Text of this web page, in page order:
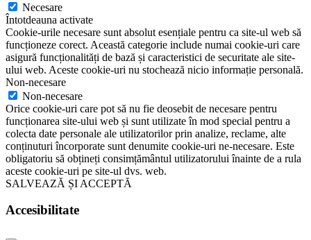
Necesare
Întotdeauna activate
Cookie-urile necesare sunt absolut esențiale pentru ca site-ul web să
funcționeze corect. Această categorie include numai cookie-uri care
asigură funcționalități de bază și caracteristici de securitate ale site-
ului web. Aceste cookie-uri nu stochează nicio informație personală.
Non-necesare
Non-necesare
Orice cookie-uri care pot să nu fie deosebit de necesare pentru
funcționarea site-ului web și sunt utilizate în mod special pentru a
colecta date personale ale utilizatorilor prin analize, reclame, alte
conținuturi încorporate sunt denumite cookie-uri ne-necesare. Este
obligatoriu să obțineți consimțământul utilizatorului înainte de a rula
aceste cookie-uri pe site-ul dvs. web.
SALVEAZĂ ȘI ACCEPTĂ
Accesibilitate